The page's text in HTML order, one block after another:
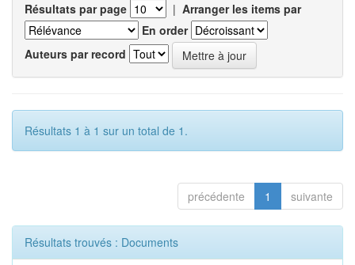
Résultats par page | Arranger les items par
En order
Auteurs par record
Résultats 1 à 1 sur un total de 1.
précédente 1 suivante
Résultats trouvés : Documents